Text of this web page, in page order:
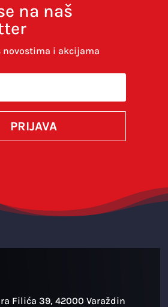
e-poštu i web-stranicu u
na naš
i akcijama
PRIJAVA
Filića 39, 42000 Varaždin